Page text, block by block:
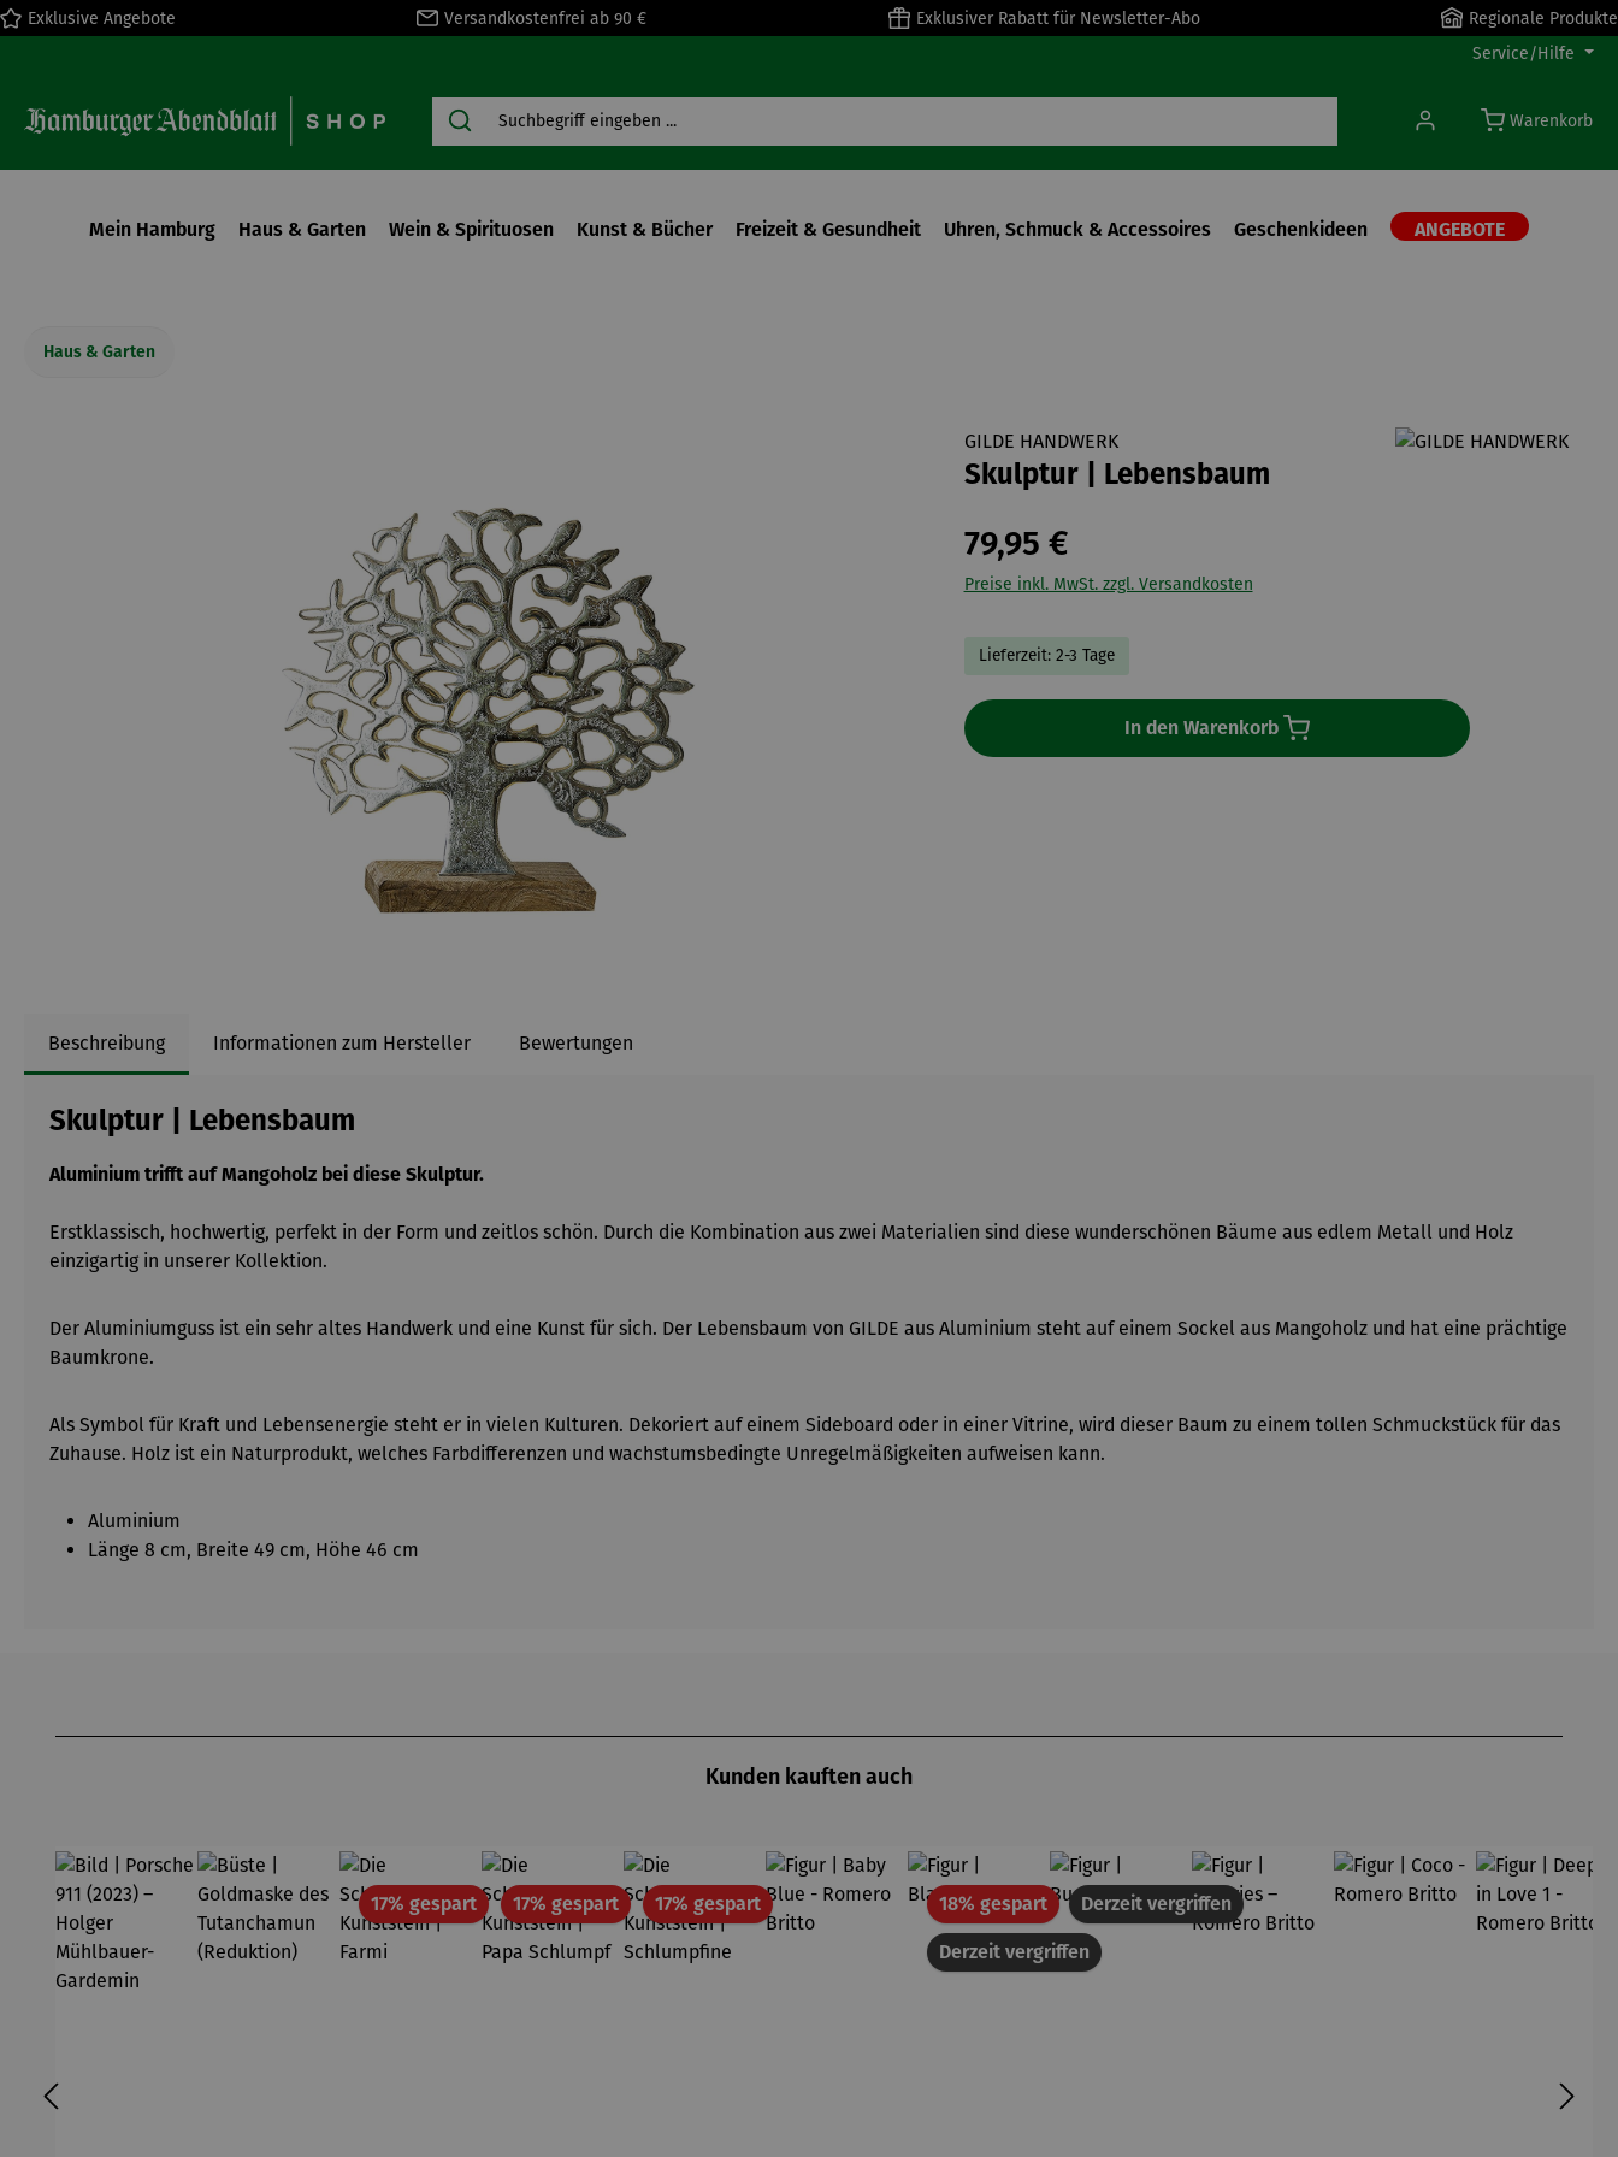
Zur Hauptnavigation springen
Exklusive Angebote Versandkostenfrei ab 90 € Exklusiver Rabatt für Newsletter-Abo
Regionale Produkte
Service/Hilfe
Warenkorb
Mein Hamburg Haus & Garten Wein & Spirituosen Kunst & Bücher Freizeit & Gesundheit Uhren, Schmuck & Accessoires Geschenkideen ANGEBOTE
Haus & Garten
GILDE HANDWERK
Skulptur | Lebensbaum
79,95 €
Preise inkl. MwSt. zzgl. Versandkosten
Lieferzeit: 2-3 Tage
In den Warenkorb
Beschreibung Informationen zum Hersteller Bewertungen
Skulptur | Lebensbaum
Aluminium trifft auf Mangoholz bei diese Skulptur.
Erstklassisch, hochwertig, perfekt in der Form und zeitlos schön. Durch die Kombination aus zwei Materialien sind diese wunderschönen Bäume aus edlem Metall und Holz
einzigartig in unserer Kollektion.
Der Aluminiumguss ist ein sehr altes Handwerk und eine Kunst für sich. Der Lebensbaum von GILDE aus Aluminium steht auf einem Sockel aus Mangoholz und hat eine prächtige
Baumkrone.
Als Symbol für Kraft und Lebensenergie steht er in vielen Kulturen. Dekoriert auf einem Sideboard oder in einer Vitrine, wird dieser Baum zu einem tollen Schmuckstück für das
Zuhause. Holz ist ein Naturprodukt, welches Farbdifferenzen und wachstumsbedingte Unregelmäßigkeiten aufweisen kann.
Aluminium
Länge 8 cm, Breite 49 cm, Höhe 46 cm
Kunden kauften auch
17% gespartRabatt17% gespartRabatt17% gespartRabatt
Derzeit vergriffen
18% gespartRabattDerzeit vergriffen